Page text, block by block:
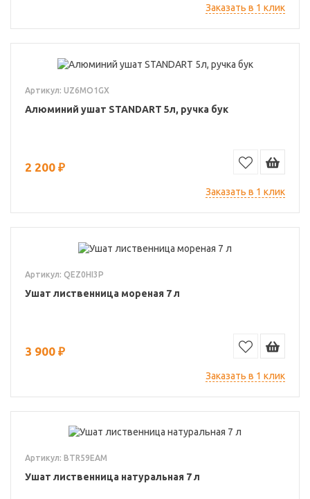
Заказать в 1 клик
Артикул: UZ6MO1GX
Алюминий ушат STANDART 5л, ручка бук
2 200 ₽
Заказать в 1 клик
Артикул: QEZ0HI3P
Ушат лиственница мореная 7 л
3 900 ₽
Заказать в 1 клик
Артикул: BTR59EAM
Ушат лиственница натуральная 7 л